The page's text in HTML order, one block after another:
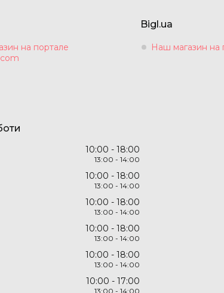
на портале
Bigl.ua
Наш магазин на
10:00 18:00
13:00 14:00
10:00 18:00
13:00 14:00
10:00 18:00
13:00 14:00
10:00 18:00
13:00 14:00
10:00 18:00
13:00 14:00
10:00 17:00
13:00 14:00